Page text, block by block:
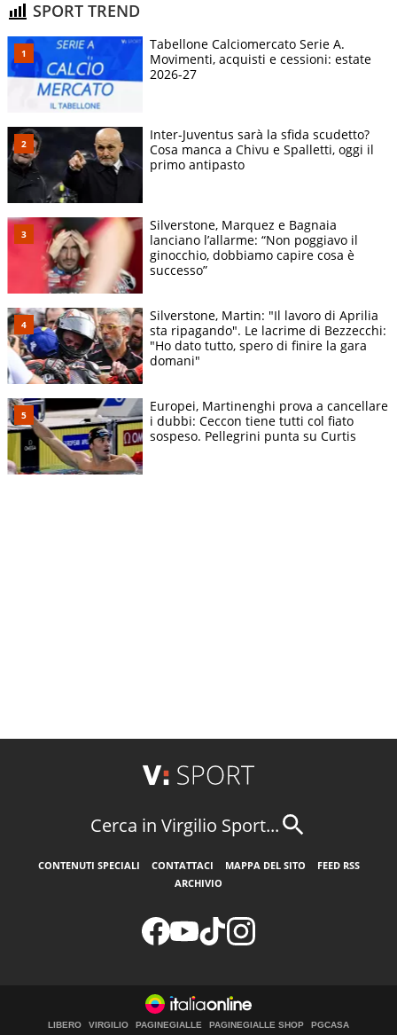
SPORT TREND
Tabellone Calciomercato Serie A.
Movimenti, acquisti e cessioni: estate
2026-27
Inter-Juventus sarà la sfida scudetto?
Cosa manca a Chivu e Spalletti, oggi il
primo antipasto
Silverstone, Marquez e Bagnaia
lanciano l’allarme: “Non poggiavo il
ginocchio, dobbiamo capire cosa è
successo”
Silverstone, Martin: "Il lavoro di Aprilia
sta ripagando". Le lacrime di Bezzecchi:
"Ho dato tutto, spero di finire la gara
domani"
Europei, Martinenghi prova a cancellare
i dubbi: Ceccon tiene tutti col fiato
sospeso. Pellegrini punta su Curtis
Cerca in Virgilio Sport...
CONTENUTI SPECIALI CONTATTACI MAPPA DEL SITO
FEED RSS
ARCHIVIO
LIBERO VIRGILIO PAGINEGIALLE PAGINEGIALLE SHOP PGCASA